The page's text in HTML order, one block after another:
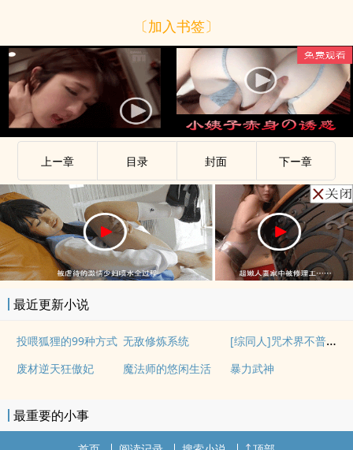
〔加入书签〕
上ー章 目录 封面 下ー章
最近更新小说
投喂狐狸的99种方式 无敌修炼系统 [综同人]咒术界不普通夫夫
废材逆天狂傲妃 魔法师的悠闲生活 暴力武神
最重要的小事